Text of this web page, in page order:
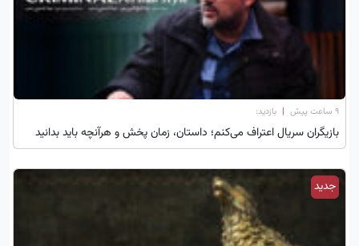
۹ ساعت پیش | بازدید:
بازیگران سریال اعتراف می‌کنم؛ داستان، زمان پخش و هرآنچه باید بدانید
جدید